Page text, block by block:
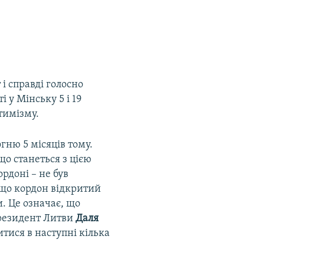
справді голосно
у Мінську 5 і 19
5 місяців тому.
станеться з цією
– не був
кордон відкритий
Це означає, що
Литви Даля
в наступні кілька